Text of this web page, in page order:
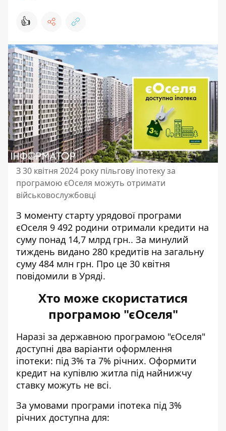
👍
З 30 квітня 2024 року пільгову іпотеку за
програмою єОселя можуть отримати
військовослужбовці
З моменту старту урядової програми
єОселя 9 492 родини отримали кредити на
суму понад 14,7 млрд грн.. За минулий
тиждень видано 280 кредитів на загальну
суму 484 млн грн. Про це 30 квітня
повідомили в Уряді.
Хто може скористатися
програмою "єОселя"
Наразі за державною програмою "єОселя"
доступні два варіанти оформлення
іпотеки: під 3% та 7% річних. Оформити
кредит на купівлю житла під найнижчу
ставку можуть не всі.
За умовами програми іпотека під 3%
річних доступна для: